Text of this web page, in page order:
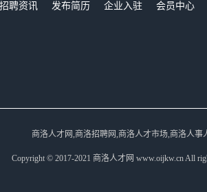
招聘资讯 发布简历 企业入驻 会员中心
商洛人才网,商洛招聘网,商洛人才市场,商洛人事
Copyright © 2017-2021 商洛人才网 www.oijkw.cn All